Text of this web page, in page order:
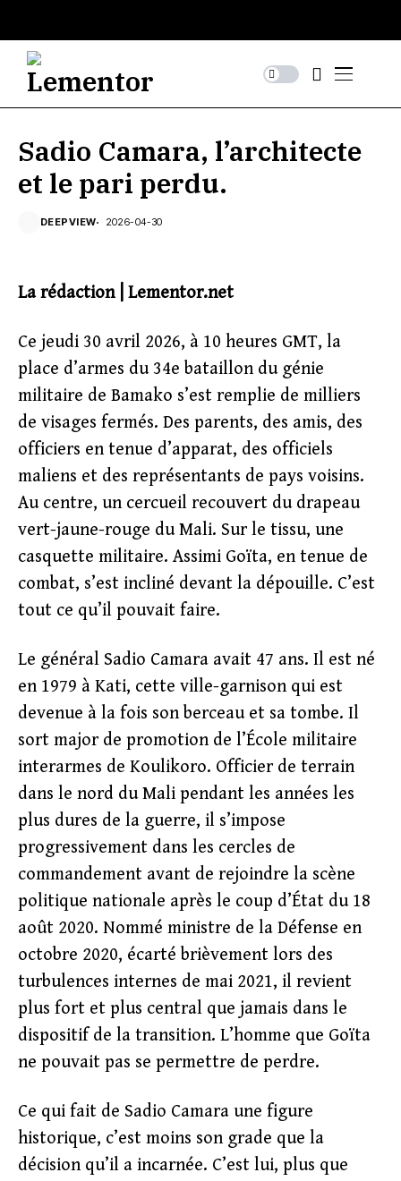
Sadio Camara, l’architecte
et le pari perdu.
DEEPVIEW 2026-04-30
La rédaction | Lementor.net
Ce jeudi 30 avril 2026, à 10 heures GMT, la
place d’armes du 34e bataillon du génie
militaire de Bamako s’est remplie de milliers
de visages fermés. Des parents, des amis, des
officiers en tenue d’apparat, des officiels
maliens et des représentants de pays voisins.
Au centre, un cercueil recouvert du drapeau
vert-jaune-rouge du Mali. Sur le tissu, une
casquette militaire. Assimi Goïta, en tenue de
combat, s’est incliné devant la dépouille. C’est
tout ce qu’il pouvait faire.
Le général Sadio Camara avait 47 ans. Il est né
en 1979 à Kati, cette ville-garnison qui est
devenue à la fois son berceau et sa tombe. Il
sort major de promotion de l’École militaire
interarmes de Koulikoro. Officier de terrain
dans le nord du Mali pendant les années les
plus dures de la guerre, il s’impose
progressivement dans les cercles de
commandement avant de rejoindre la scène
politique nationale après le coup d’État du 18
août 2020. Nommé ministre de la Défense en
octobre 2020, écarté brièvement lors des
turbulences internes de mai 2021, il revient
plus fort et plus central que jamais dans le
dispositif de la transition. L’homme que Goïta
ne pouvait pas se permettre de perdre.
Ce qui fait de Sadio Camara une figure
historique, c’est moins son grade que la
décision qu’il a incarnée. C’est lui, plus que